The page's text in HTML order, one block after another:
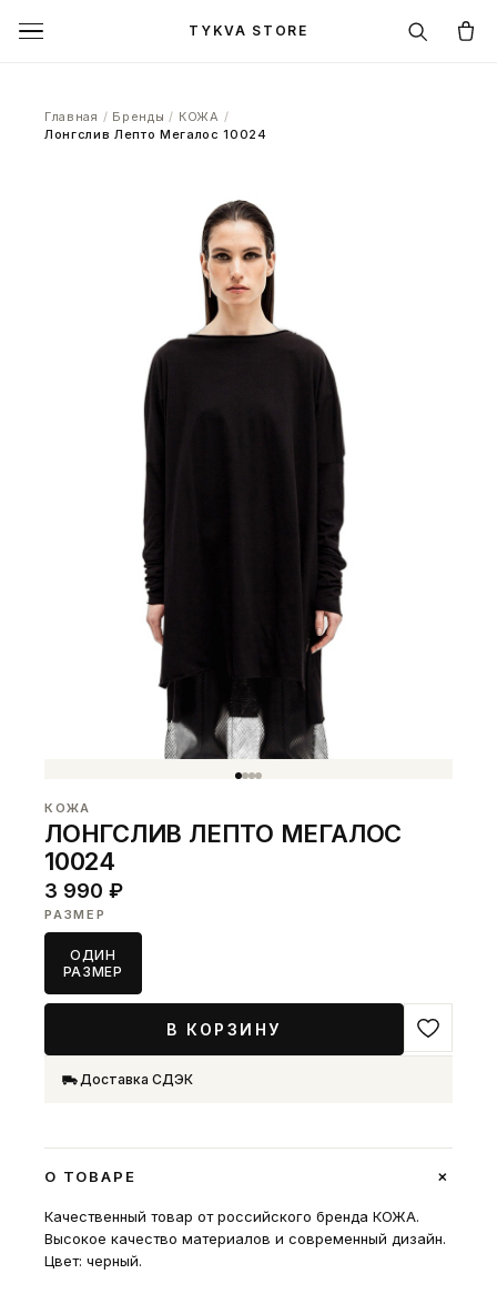
TYKVA STORE
Главная / Бренды / КОЖА /
Лонгслив Лепто Мегалос 10024
КОЖА
ЛОНГСЛИВ ЛЕПТО МЕГАЛОС
10024
3 990 ₽
РАЗМЕР
ОДИН
РАЗМЕР
В КОРЗИНУ
Доставка СДЭК
О ТОВАРЕ +
Качественный товар от российского бренда КОЖА.
Высокое качество материалов и современный дизайн.
Цвет: черный.